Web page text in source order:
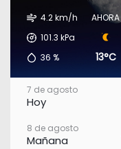
4.2 km/h
101.3 kPa
36 %
AHORA
13°C
7 de agosto
Hoy
8 de agosto
Mañana